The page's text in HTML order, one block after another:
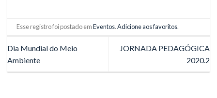
Esse registro foi postado emEventos.Adicione aos favoritos.
Dia Mundial do Meio
Ambiente
JORNADA PEDAGÓGICA
2020.2